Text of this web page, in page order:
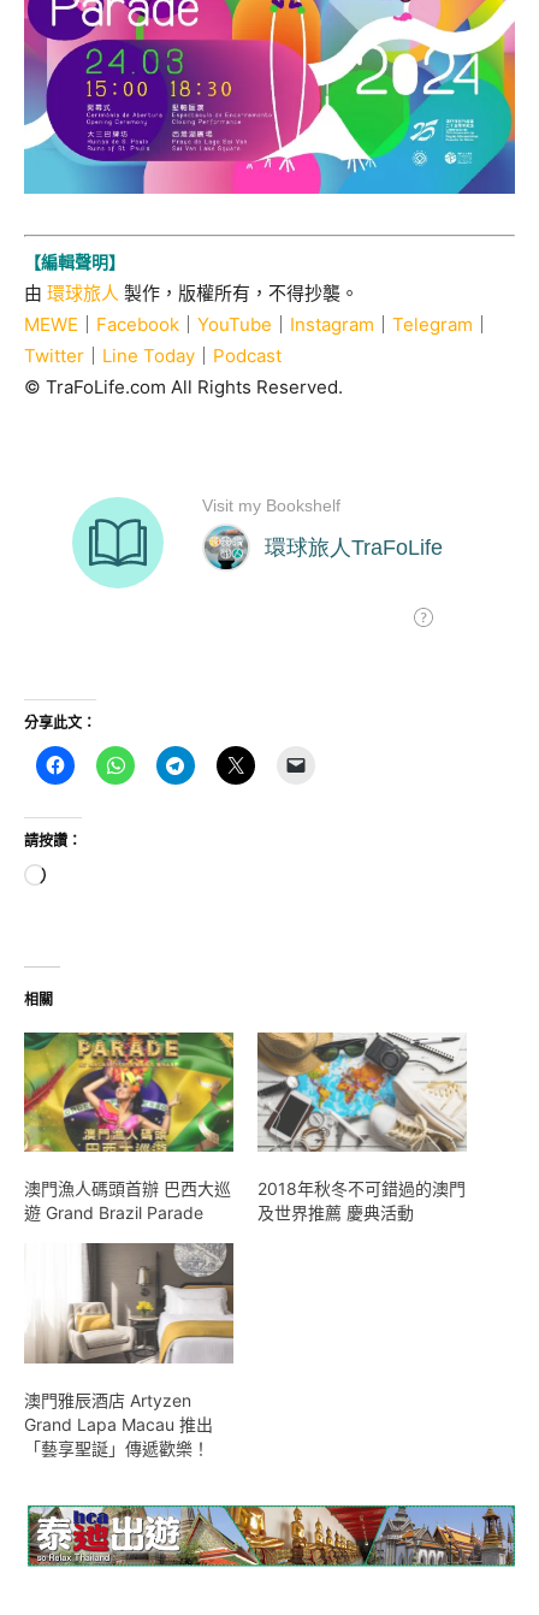
【編輯聲明】
由 環球旅人 製作，版權所有，不得抄襲。
MEWE
Facebook YouTube Instagram Telegram
Twitter
Line Today
Podcast
© TraFoLife.com All Rights Reserved.
分享此文：
請按讚：
正
入...
相關
澳門漁人碼頭首辦 巴西大巡
遊 Grand Brazil Parade
2018年秋冬不可錯過的澳門
及世界推薦 慶典活動
澳門雅辰酒店 Artyzen
Grand Lapa Macau 推出
「藝享聖誕」傳遞歡樂！